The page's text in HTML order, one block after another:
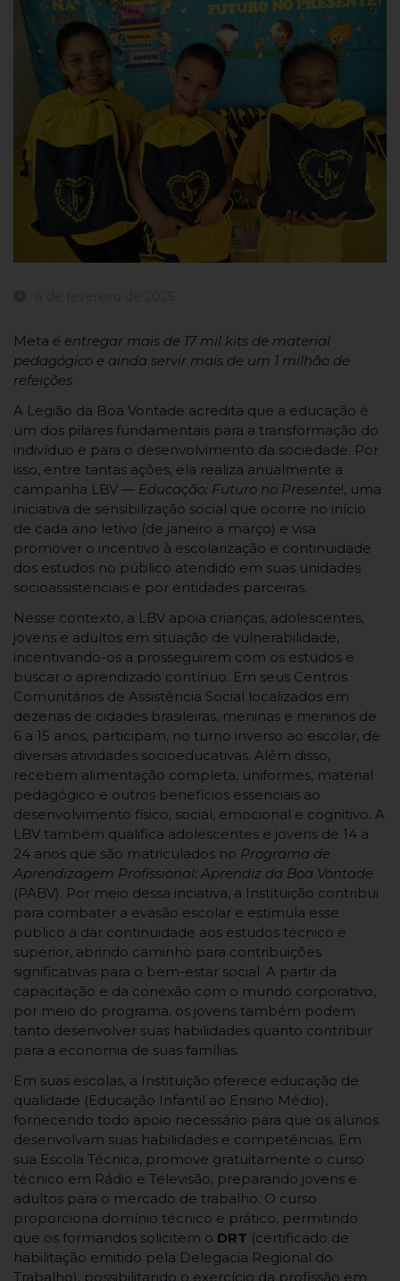
​​​Meta é entregar mais de 17 mil kits de material
pedagógico e ainda servir mais de um 1 milhão de
refeições
A Legião da Boa Vontade acredita que a educação é
um dos pilares fundamentais para a transformação do
indivíduo e para o desenvolvimento da sociedade. Por
isso, entre tantas ações, ela realiza anualmente a
campanha LBV — Educação: Futuro no Presente!, uma
iniciativa de sensibilização social que ocorre no início
de cada ano letivo (de janeiro a março) e visa
promover o incentivo à escolarização e continuidade
dos estudos no público atendido em suas unidades
socioassistenciais e por entidades parceiras.
Nesse contexto, a LBV apoia crianças, adolescentes,
jovens e adultos em situação de vulnerabilidade,
incentivando-os a prosseguirem com os estudos e
buscar o aprendizado contínuo. Em seus Centros
Comunitários de Assistência Social localizados em
dezenas de cidades brasileiras, meninas e meninos de
6 a 15 anos, participam, no turno inverso ao escolar, de
diversas atividades socioeducativas. Além disso,
recebem alimentação completa, uniformes, material
pedagógico e outros benefícios essenciais ao
desenvolvimento físico, social, emocional e cognitivo. A
LBV também qualifica adolescentes e jovens de 14 a
24 anos que são matriculados no Programa de
Aprendizagem Profissional: Aprendiz da Boa Vontade
(PABV). Por meio dessa inciativa, a Instituição contribui
para combater a evasão escolar e estimula esse
público a dar continuidade aos estudos técnico e
superior, abrindo caminho para contribuições
significativas para o bem-estar social. A partir da
capacitação e da conexão com o mundo corporativo,
por meio do programa, os jovens também podem
tanto desenvolver suas habilidades quanto contribuir
para a economia de suas famílias.
Em suas escolas, a Instituição oferece educação de
qualidade (Educação Infantil ao Ensino Médio),
fornecendo todo apoio necessário para que os alunos
desenvolvam suas habilidades e competências. Em
sua Escola Técnica, promove gratuitamente o curso
técnico em Rádio e Televisão, preparando jovens e
adultos para o mercado de trabalho. O curso
proporciona domínio técnico e prático, permitindo
que os formandos solicitem o DRT (certificado de
habilitação emitido pela Delegacia Regional do
Trabalho), possibilitando o exercício da profissão em